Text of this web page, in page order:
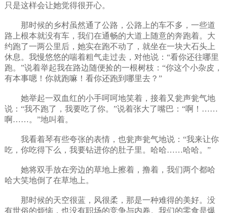
只是这样会让她觉得很开心。
那时候的乡村虽然通了公路，公路上的车不多，一些道
路上根本就没有车，我们在通畅的大道上随意的奔跑着。大
约跑了一两公里后，她实在跑不动了，就坐在一块大石头上
休息。我慢悠悠的喘着粗气走过去，对他说：“看你还往哪里
跑。”说着举起我在路边随便捡的一根树枝：“你这个小杂皮，
有本事嗯！你就跑嘛！看你还跑到哪里去？”
她举起一双血红的小手呵呵地笑着，接着又瓮声瓮气地
说：“我不跑了，我要吃了你。”说着张大了嘴巴：“啊！……
啊……。”地叫着。
我看着琴有些夸张的表情，也瓮声瓮气地说：“我来让你
吃，你吃得下么，我要钻进你的肚子里。哈哈……哈哈。”
她将双手放在旁边的草地上擦着，撸着，我们两个都哈
哈大笑地倒了在草地上。
那时候的天空很蓝，风很柔，那是一种难得的美好。没
有世俗的烦恼，也没有职场的竞争与内卷。我们的零食是爆